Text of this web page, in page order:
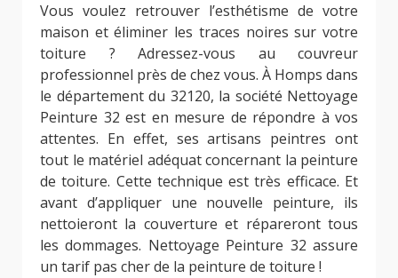
Vous voulez retrouver l’esthétisme de votre
maison et éliminer les traces noires sur votre
toiture ? Adressez-vous au couvreur
professionnel près de chez vous. À Homps dans
le département du 32120, la société Nettoyage
Peinture 32 est en mesure de répondre à vos
attentes. En effet, ses artisans peintres ont
tout le matériel adéquat concernant la peinture
de toiture. Cette technique est très efficace. Et
avant d’appliquer une nouvelle peinture, ils
nettoieront la couverture et répareront tous
les dommages. Nettoyage Peinture 32 assure
un tarif pas cher de la peinture de toiture !